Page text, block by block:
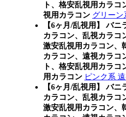
ト、格安乱視用カラ
視用カラコン グリーン
【6ヶ月/乱視用】 バ
カラコン、乱視カラコ
激安乱視用カラコン、
カラコン、遠視カラコ
ト、格安乱視用カラ
用カラコン ピンク系
【6ヶ月/乱視用】 バ
カラコン、乱視カラコ
激安乱視用カラコン、